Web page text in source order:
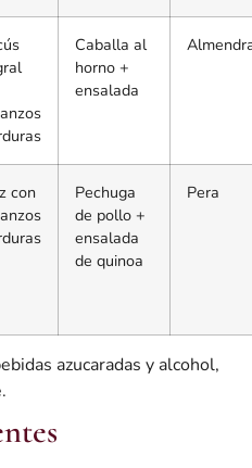
Caballa al
horno +
ensalada
con
Pechuga
de pollo +
ensalada
de quinoa
Pera
azucaradas y alcohol,